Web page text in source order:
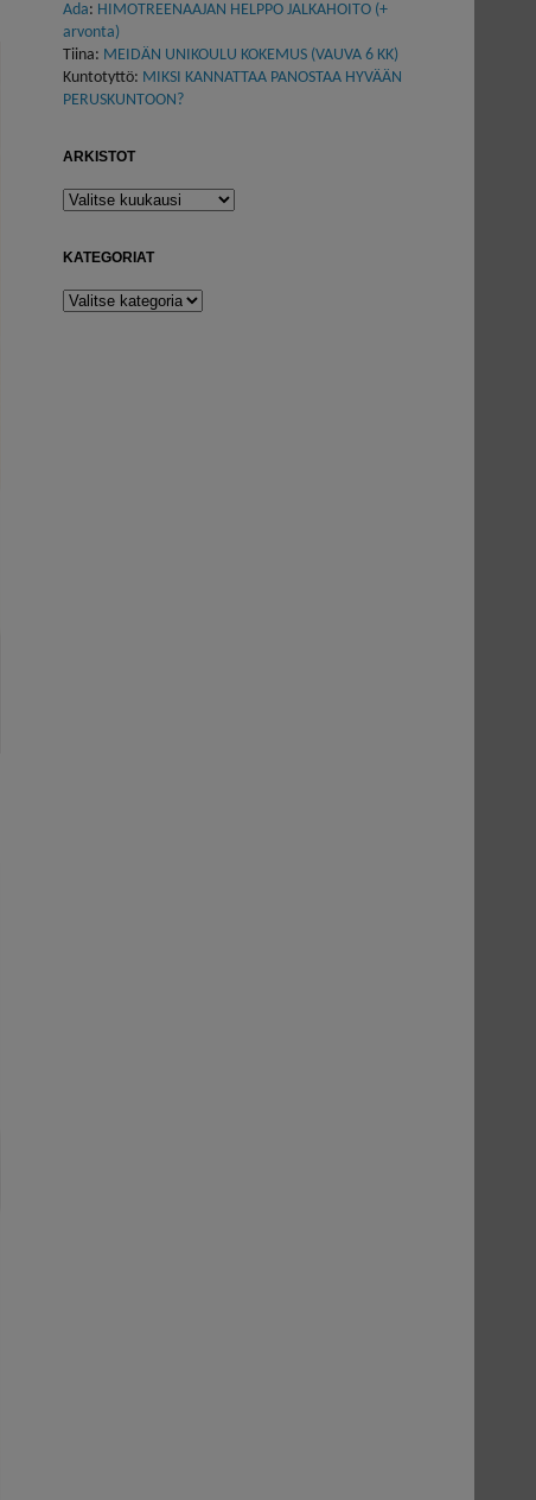
Ada: HIMOTREENAAJAN HELPPO JALKAHOITO (+
arvonta)
Tiina: MEIDÄN UNIKOULU KOKEMUS (VAUVA 6 KK)
Kuntotyttö: MIKSI KANNATTAA PANOSTAA HYVÄÄN
PERUSKUNTOON?
ARKISTOT
Arkistot
KATEGORIAT
Kategoriat